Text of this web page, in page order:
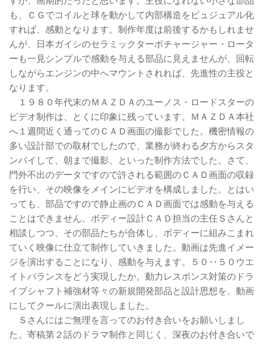
も、ＣＧでコイルと球を動かして内部構造をビュジュアル化
すれば、感動となります。制作年度は前後するかもしれませ
んが、日本ガイシのセラミックターボチャージャー・ロータ
ーも一見シンプルで感動を与える部品に見えませんが、回転
しながらエンジンの中へマウントされれば、先進性の主役と
なります。
１９８０年代末のＭＡＺＤＡのユーノス・ロードスターの
ビデオ制作は、とくに印象に残っています。ＭＡＺＤＡ本社
へ１週間近く通ってのＣＡＤ画面の撮影でした。機密情報の
多い設計部での取材でしたので、業務が終わる夕方からスタ
ンバイして、朝まで撮影、といった制作方法でした。さて、
門外不出のデータですので許される範囲のＣＡＤ画面の収録
を行い、その映像をメインにビデオを構成しました。とはい
っても、部品ですので静止画のＣＡＤ画面では感動を与える
ことはできません。ボディー設計ＣＡＤ担当の主任Ｓさんと
相談しつつ、その部品たちが合体し、ボディーに組みこまれ
ていく映像に仕立て制作していきました。動画は先進イメー
ジを演出することになり、感動を与えます。５０‥５０ウエ
イトバランスをどう実現したか。動力レスポンス対策のドラ
イブシャフト補強材等々の新規開発部品と設計思想を、動画
にしてクールに演出表現しました。
Ｓさんにはご無理を言ってのお付き合いをお願いしまし
た。寄稿第２話のドラマ制作と同じく、深夜のお付き合いで